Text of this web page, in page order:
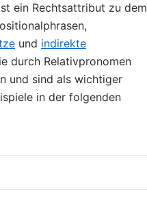
ein Rechtsattribut zu dem
und indirekte
durch Relativpronomen
und sind als wichtiger
in der folgenden